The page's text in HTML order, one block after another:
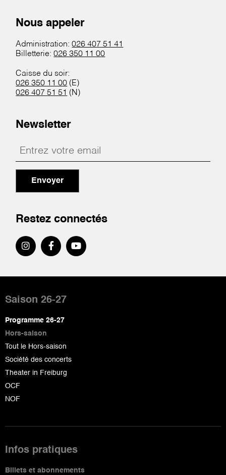
Nous appeler
Administration:026 407 51 41
Billetterie:026 350 11 00
Caisse du soir:
026 350 11 00 (E)
026 407 51 51 (N)
Newsletter
Envoyer
Restez connectés
de
page
Saison 26-27
Programme 26-27
Hors-saison
Tout le Hors-saison
Société des concerts
Theater in Freiburg
OCF
NOF
Infos pratiques
Billets et abonnements